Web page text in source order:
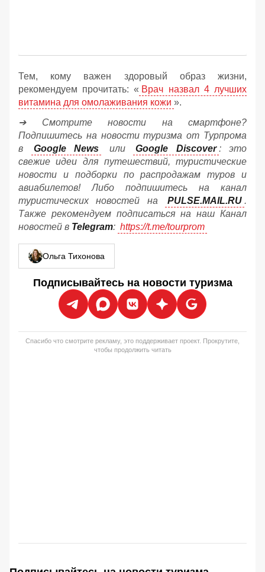
Тем, кому важен здоровый образ жизни,
рекомендуем прочитать: « Врач назвал 4 лучших
витамина для омолаживания кожи ».
➔ Смотрите новости на смартфоне?
Подпишитесь на новости туризма от Турпрома
в
Google News или Google Discover : это
свежие идеи для путешествий, туристические
новости и подборки по распродажам туров и
авиабилетов! Либо подпишитесь на канал
туристических новостей на
PULSE.MAIL.RU .
Также рекомендуем подписаться на наш Канал
новостей в Telegram: https://t.me/tourprom
Ольга Тихонова
Подписывайтесь на новости туризма
Спасибо что смотрите рекламу, это поддерживает проект. Прокрутите,
чтобы продолжить читать